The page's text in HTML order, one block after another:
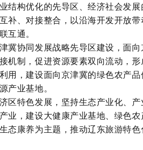
结构优化的先导区、经济社会发
补、对接整合，以沿海开发开放
互通。
冀协同发展战略先导区建设，面
机制，促进资源要素双向流动，
用，建设面向京津冀的绿色农产
产业基地。
区特色发展，坚持生态产业化、
业，建设大健康产业基地、绿色
态康养为主题，推动辽东旅游特